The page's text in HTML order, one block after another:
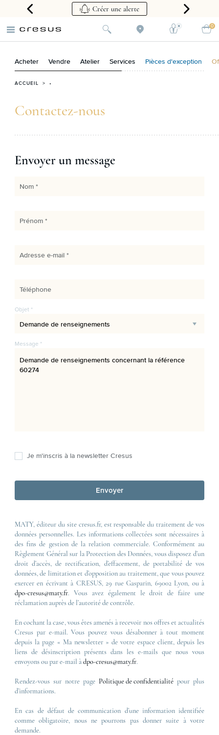
Créer une alerte
0
Acheter Vendre Atelier Services Pièces d'exception
ACCUEIL > •
Contactez-nous
Envoyer un message
Nom *
Prénom *
Adresse e-mail *
Téléphone
Objet *
Message *
Je m'inscris à la newsletter Cresus
Envoyer
MATY, éditeur du site cresus.fr, est responsable du traitement de vos
données personnelles. Les informations collectées sont nécessaires à
des fins de gestion de la relation commerciale. Conformément au
Règlement Général sur la Protection des Données, vous disposez d’un
droit d’accès, de rectification, d’effacement, de portabilité de vos
données, de limitation et d’opposition au traitement, que vous pouvez
exercer en écrivant à CRESUS, 29 rue Gasparin, 69002 Lyon, ou à
dpo-cresus@maty.fr. Vous avez également le droit de faire une
réclamation auprès de l’autorité de contrôle.
En cochant la case, vous êtes amenés à recevoir nos offres et actualités
Cresus par e-mail. Vous pouvez vous désabonner à tout moment
depuis la page « Ma newsletter » de votre espace client, depuis les
liens de désinscription présents dans les e-mails que nous vous
envoyons ou par e-mail àdpo-cresus@maty.fr.
Rendez-vous sur notre page Politique de confidentialité pour plus
d’informations.
En cas de défaut de communication d’une information identifiée
comme obligatoire, nous ne pourrons pas donner suite à votre
demande.